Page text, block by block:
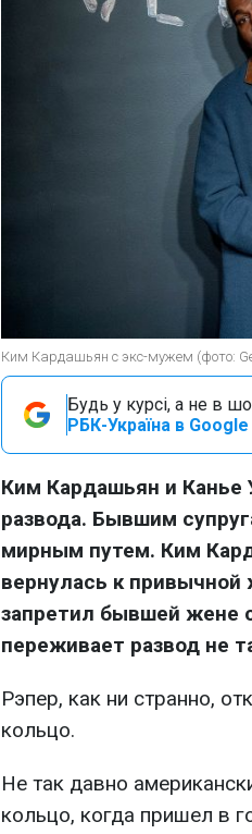
Ким Кардашьян с экс-мужем (фото:
Будь у курсі, а не в
РБК-Україна в Google
Ким Кардашьян и Канье
развода. Бывшим
мирным путем. Ким
вернулась к привычной
запретил бывшей жене
переживает развод не
Рэпер, как ни странно,
кольцо.
Не так давно
кольцо, когда пришел в